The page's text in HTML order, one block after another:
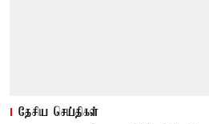
தேசிய செய்திகள்